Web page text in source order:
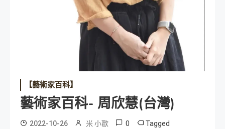
【藝術家百科】
藝術家百科- 周欣慧(台灣)
2022-10-26 米 小歐 0 Tagged